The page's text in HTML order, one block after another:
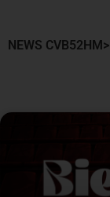
NEWS CVB52HM>